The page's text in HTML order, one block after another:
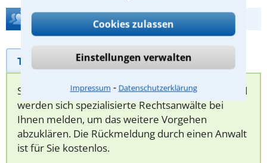
Cookies zulassen
Einstellungen verwalten
Impressum ⁃ Datenschutzerklärung
Hilfe bei Ihrer Anwaltsuche?
Telefonhilfe Beratungsanfrage
Sie können hier Ihren Fall schildern. Anschließend
werden sich spezialisierte Rechtsanwälte bei
Ihnen melden, um das weitere Vorgehen
abzuklären. Die Rückmeldung durch einen Anwalt
ist für Sie kostenlos.